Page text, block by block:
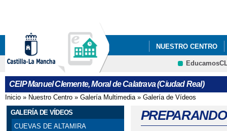
NUESTRO CENTRO
NUEVA MEJORA EN
VIII TORNEO
CRFP
CEIP Manuel Clemente, Moral de Calatrava (Ciudad Real)
Se encuentra usted aquí
Inicio » Nuestro Centro » Galería Multimedia» Galería de Vídeos
GALERÍA DE VÍDEOS
CUEVAS DE ALTAMIRA